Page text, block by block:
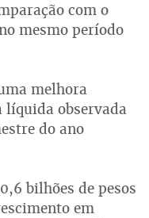
com o
mesmo período
melhora
líquida observada
do ano
bilhões de pesos
em